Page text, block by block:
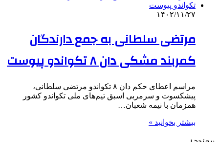
۱۴۰۲/۱۱/۲۷
مرتضی سلطانی به جمع دارندگان
کمربند مشکی دان ۸ تکواندو پیوست
مراسم اعطای حکم دان ۸ تکواندو مرتضی سلطانی،
پیشکسوت و سرمربی اسبق تیم‌های ملی تکواندو کشور
همزمان با نیمه شعبان…
بیشتر بخوانید »